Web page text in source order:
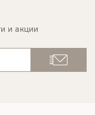
и акции